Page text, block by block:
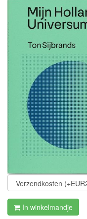
In winkelmandje